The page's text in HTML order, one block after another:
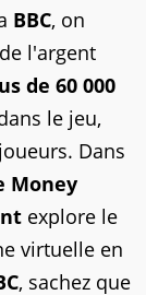
BBC, on
l'argent
de 60 000
le jeu,
Dans
Money
explore le
virtuelle en
, sachez que